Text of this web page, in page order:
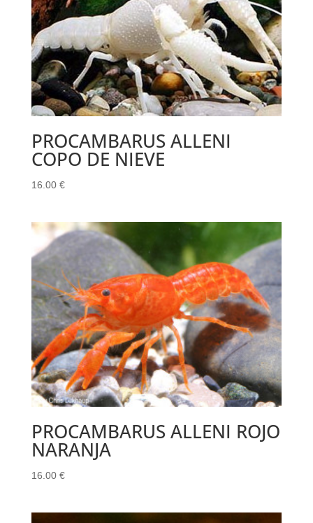
PROCAMBARUS ALLENI
COPO DE NIEVE
16.00 €
PROCAMBARUS ALLENI ROJO
NARANJA
16.00 €